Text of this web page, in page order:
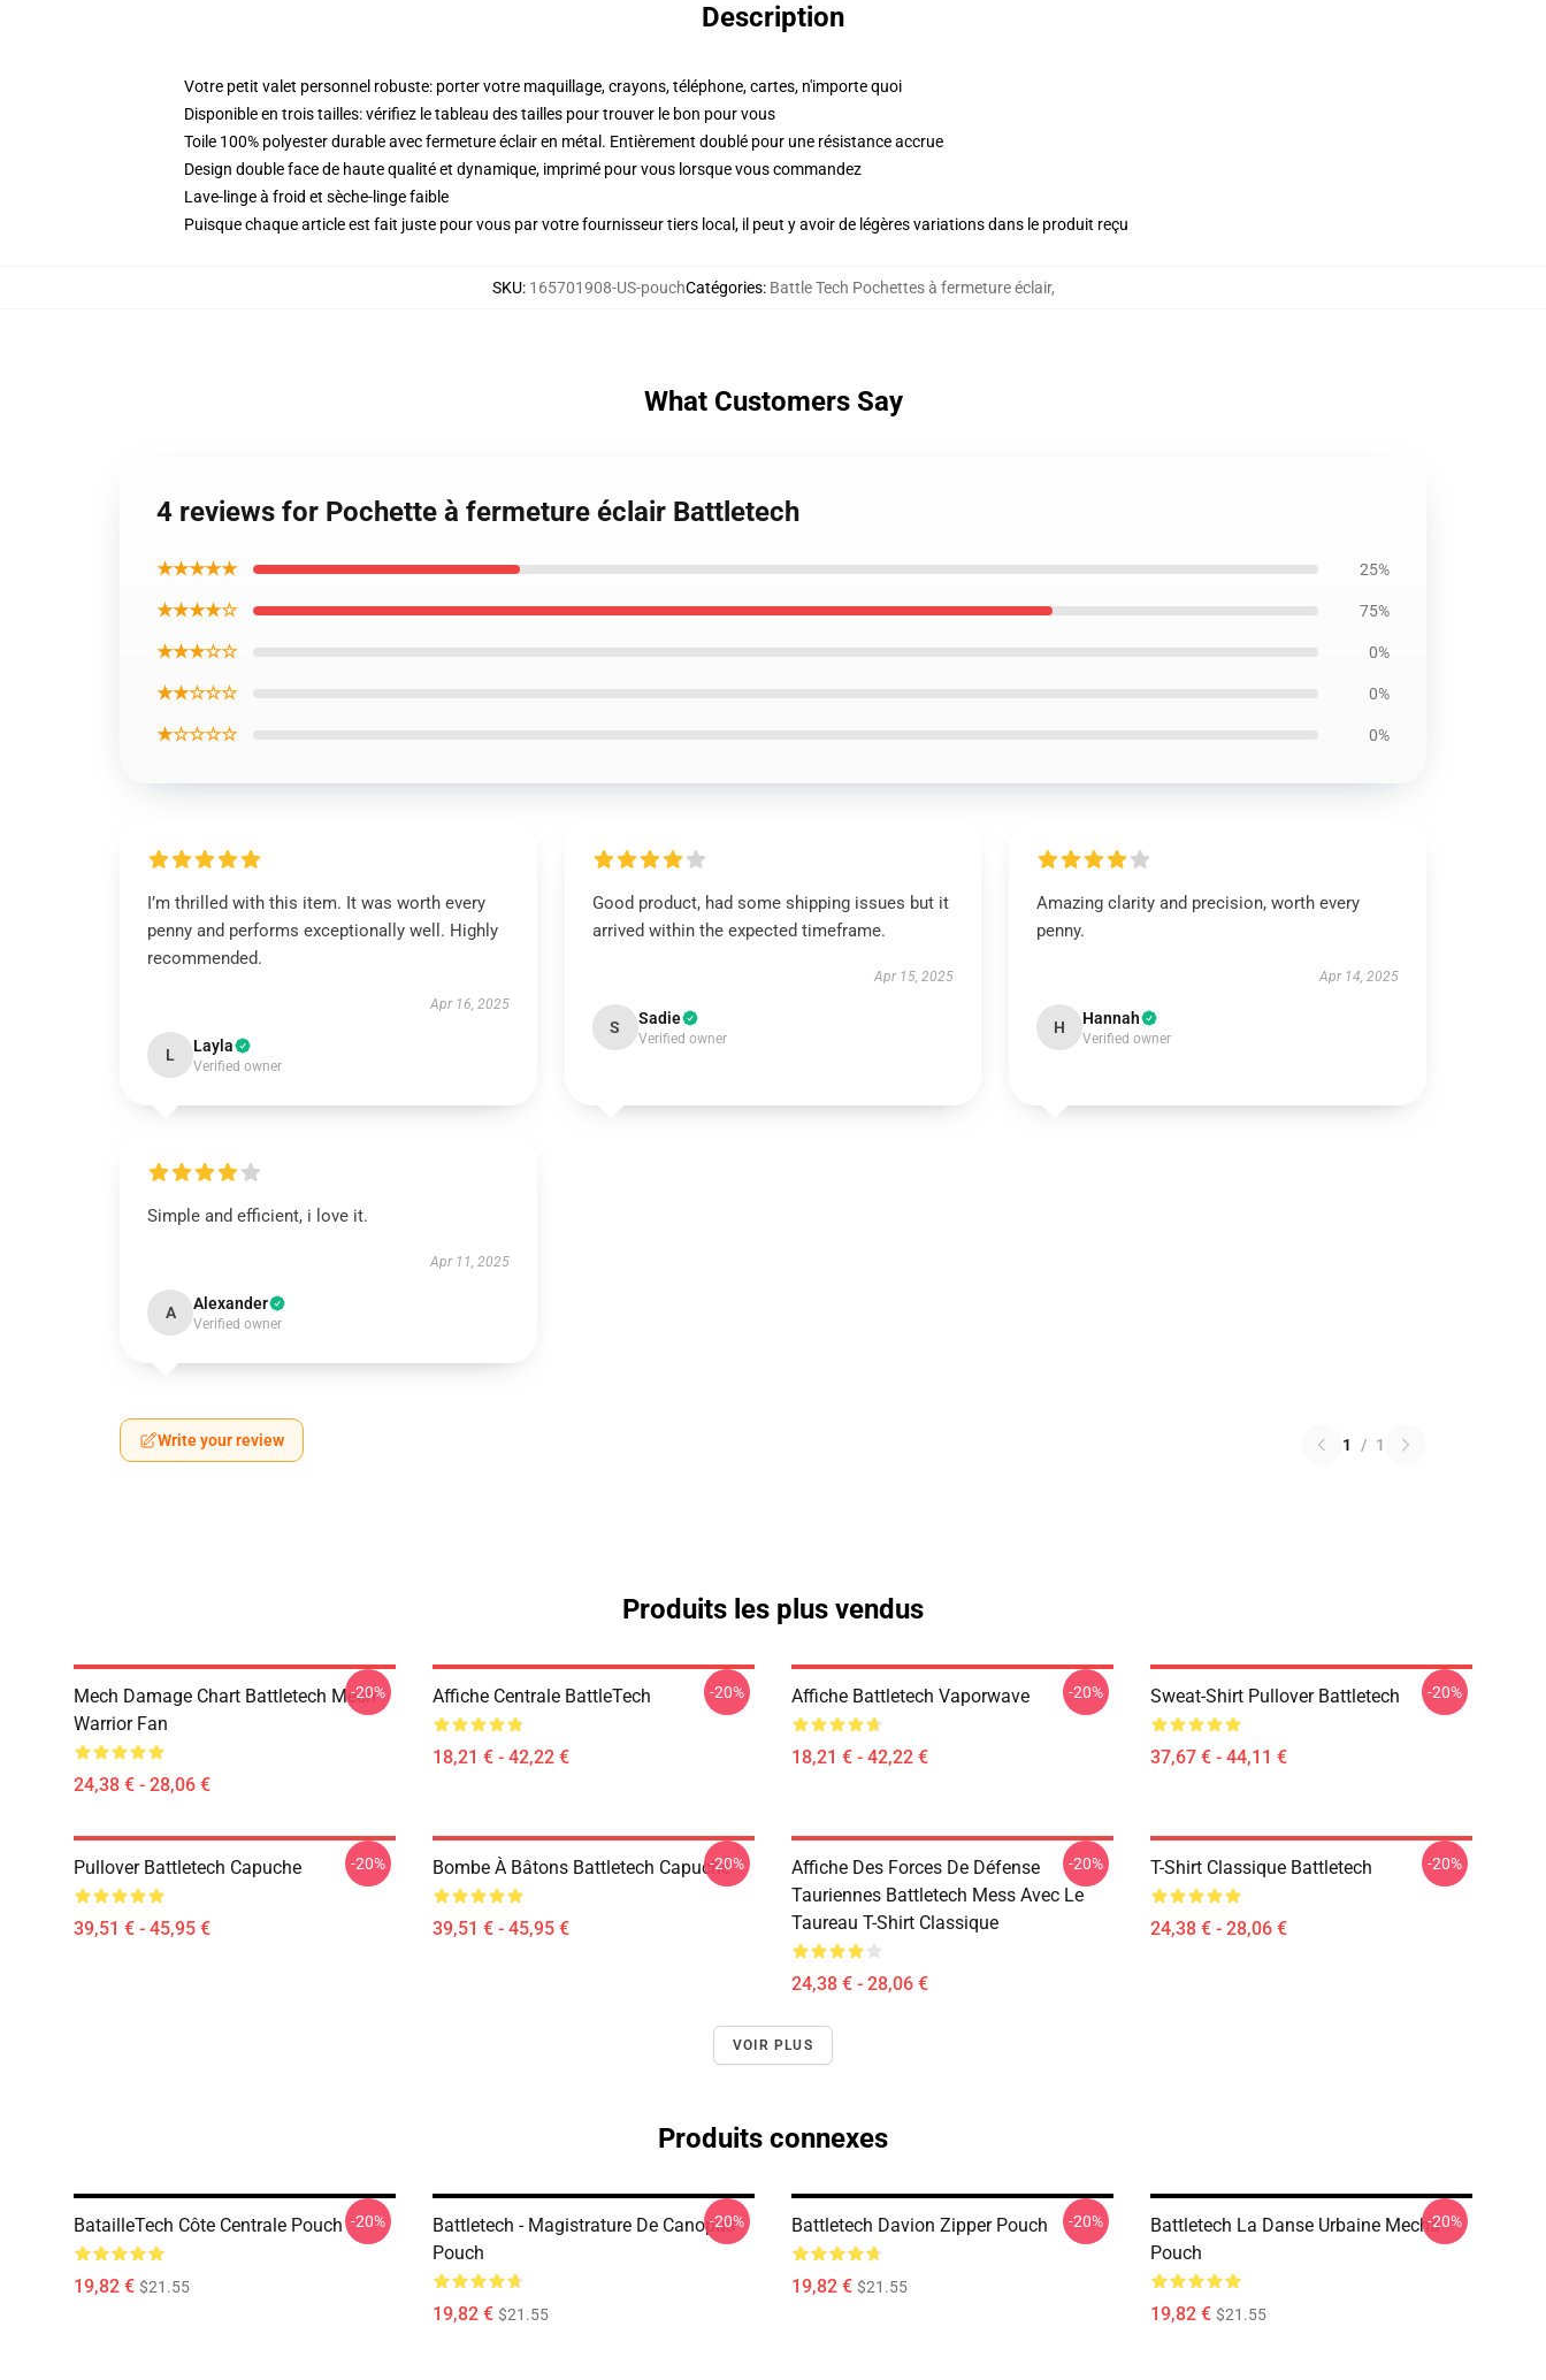
Description
Votre petit valet personnel robuste: porter votre maquillage, crayons, téléphone, cartes, n'importe quoi
Disponible en trois tailles: vérifiez le tableau des tailles pour trouver le bon pour vous
Toile 100% polyester durable avec fermeture éclair en métal. Entièrement doublé pour une résistance accrue
Design double face de haute qualité et dynamique, imprimé pour vous lorsque vous commandez
Lave-linge à froid et sèche-linge faible
Puisque chaque article est fait juste pour vous par votre fournisseur tiers local, il peut y avoir de légères variations dans le produit reçu
SKU: 165701908-US-pouchCatégories: Battle Tech Pochettes à fermeture éclair,
What Customers Say
4 reviews for Pochette à fermeture éclair Battletech
★★★★★ 25%
★★★★☆ 75%
★★★☆☆ 0%
★★☆☆☆ 0%
★☆☆☆☆ 0%
I’m thrilled with this item. It was worth every
penny and performs exceptionally well. Highly
recommended.
Apr 16, 2025
L Layla
Verified owner
Good product, had some shipping issues but it
arrived within the expected timeframe.
Apr 15, 2025
S Sadie
Verified owner
Amazing clarity and precision, worth every
penny.
Apr 14, 2025
H Hannah
Verified owner
Simple and efficient, i love it.
Apr 11, 2025
A Alexander
Verified owner
Write your review 1 / 1
Produits les plus vendus
Mech Damage Chart Battletech Mech
Warrior Fan
24,38 € - 28,06 €
-20% Affiche Centrale BattleTech
18,21 € - 42,22 €
-20% Affiche Battletech Vaporwave
18,21 € - 42,22 €
-20% Sweat-Shirt Pullover Battletech
37,67 € - 44,11 €
-20%
Pullover Battletech Capuche
39,51 € - 45,95 €
-20% Bombe À Bâtons Battletech Capuche
39,51 € - 45,95 €
-20%
Affiche Des Forces De Défense
Tauriennes Battletech Mess Avec Le
Taureau T-Shirt Classique
24,38 € - 28,06 €
-20% T-Shirt Classique Battletech
24,38 € - 28,06 €
-20%
VOIR PLUS
Produits connexes
BatailleTech Côte Centrale Pouch
19,82 € $21.55
-20%
Battletech - Magistrature De Canopus
Pouch
19,82 € $21.55
-20% Battletech Davion Zipper Pouch
19,82 € $21.55
-20%
Battletech La Danse Urbaine Mecha
Pouch
19,82 € $21.55
-20%